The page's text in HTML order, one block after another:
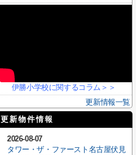
伊勝小学校に関するコラム＞＞
更新情報一覧
更新物件情報
2026-08-07
タワー・ザ・ファースト名古屋伏見